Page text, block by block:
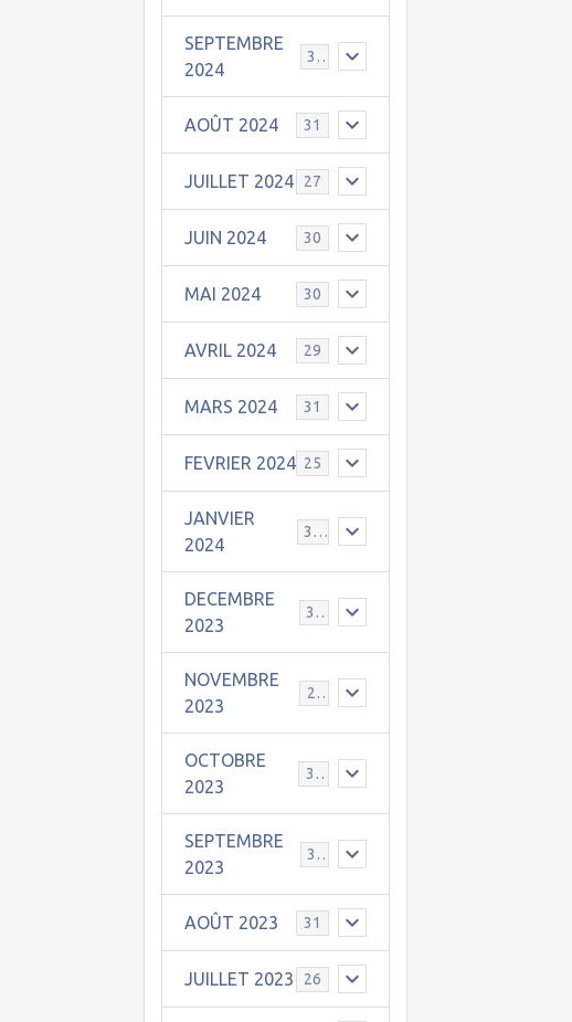
SEPTEMBRE
2024
30
AOÛT 2024 31
JUILLET 2024 27
JUIN 2024 30
MAI 2024 30
AVRIL 2024 29
MARS 2024 31
FEVRIER 2024 25
JANVIER
2024
30
DECEMBRE
2023
31
NOVEMBRE
2023
24
OCTOBRE
2023
31
SEPTEMBRE
2023
30
AOÛT 2023 31
JUILLET 2023 26